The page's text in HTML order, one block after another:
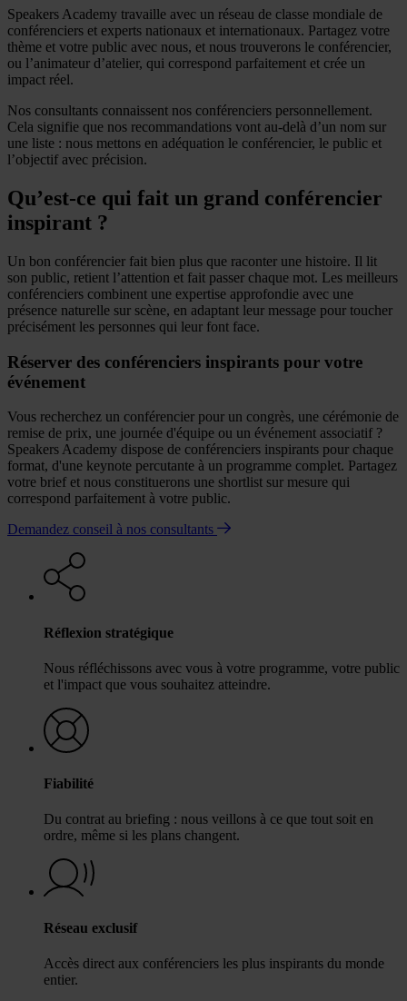
Speakers Academy travaille avec un réseau de classe mondiale de
conférenciers et experts nationaux et internationaux. Partagez votre
thème et votre public avec nous, et nous trouverons le conférencier,
ou l’animateur d’atelier, qui correspond parfaitement et crée un
impact réel.
Nos consultants connaissent nos conférenciers personnellement.
Cela signifie que nos recommandations vont au-delà d’un nom sur
une liste : nous mettons en adéquation le conférencier, le public et
l’objectif avec précision.
Qu’est-ce qui fait un grand conférencier
inspirant ?
Un bon conférencier fait bien plus que raconter une histoire. Il lit
son public, retient l’attention et fait passer chaque mot. Les meilleurs
conférenciers combinent une expertise approfondie avec une
présence naturelle sur scène, en adaptant leur message pour toucher
précisément les personnes qui leur font face.
Réserver des conférenciers inspirants pour votre
événement
Vous recherchez un conférencier pour un congrès, une cérémonie de
remise de prix, une journée d'équipe ou un événement associatif ?
Speakers Academy dispose de conférenciers inspirants pour chaque
format, d'une keynote percutante à un programme complet. Partagez
votre brief et nous constituerons une shortlist sur mesure qui
correspond parfaitement à votre public.
Demandez conseil à nos consultants
Réflexion stratégique
Nous réfléchissons avec vous à votre programme, votre public
et l'impact que vous souhaitez atteindre.
Fiabilité
Du contrat au briefing : nous veillons à ce que tout soit en
ordre, même si les plans changent.
Réseau exclusif
Accès direct aux conférenciers les plus inspirants du monde
entier.